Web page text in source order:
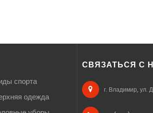
спорта
одежда
СВЯЗАТЬСЯ С
г. Владимир, ул.